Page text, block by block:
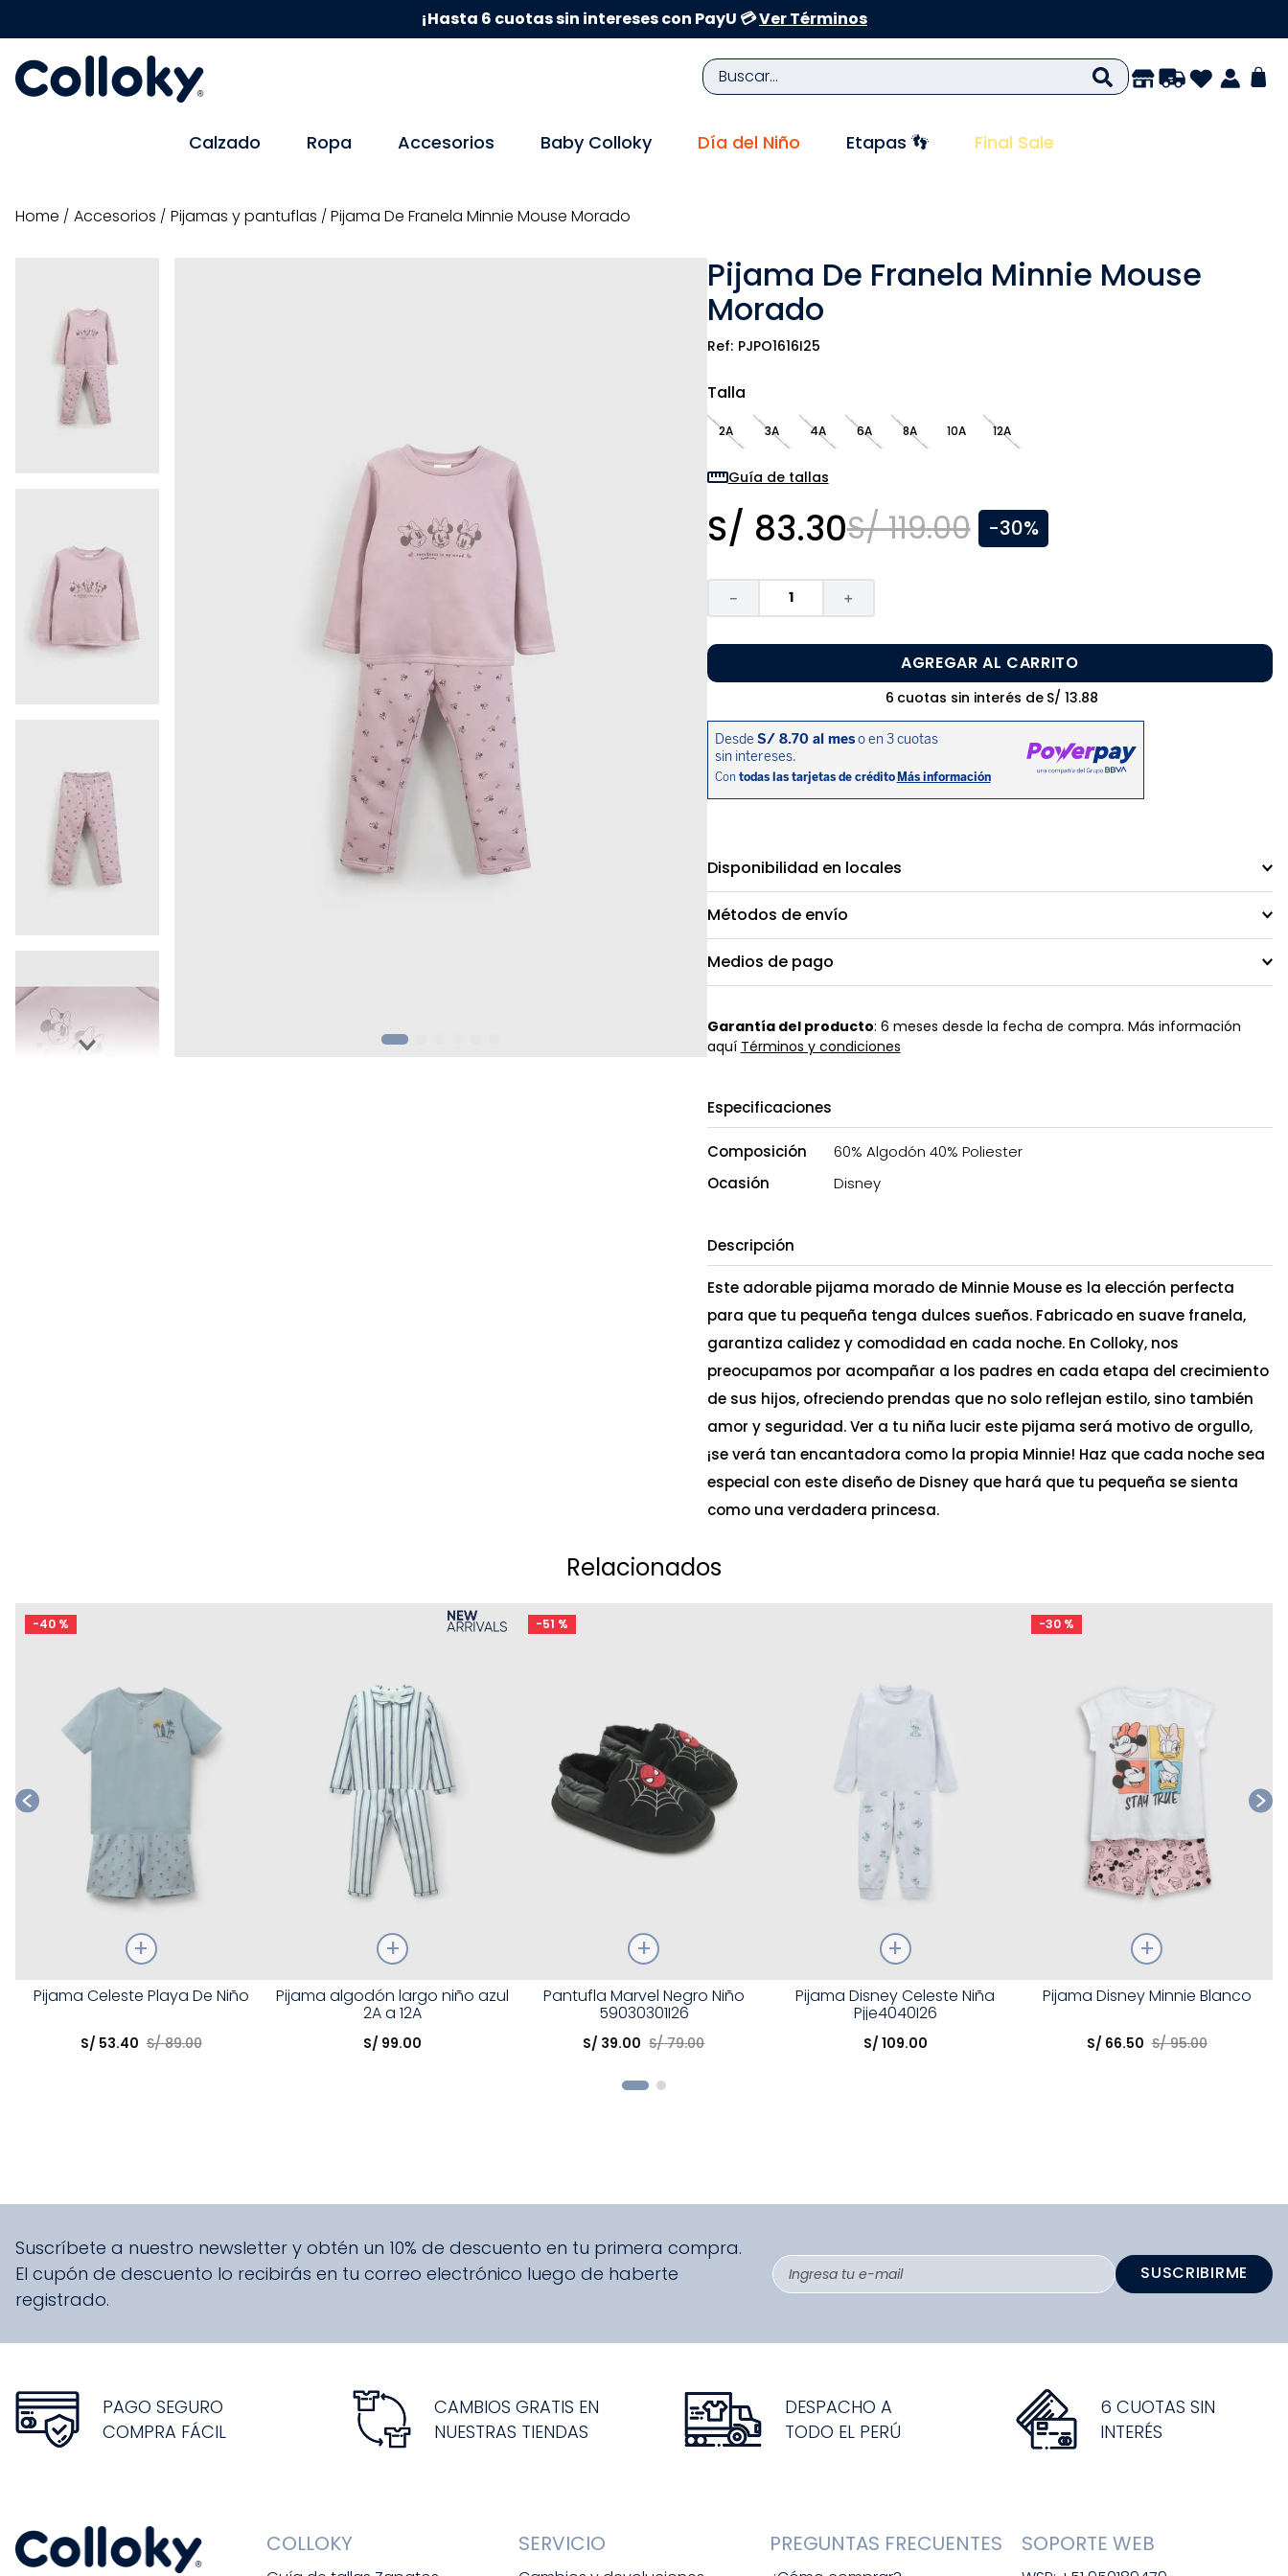
¡Hasta 6 cuotas sin intereses con PayU 💳Ver Términos
Buscar...
Calzado Ropa Accesorios Baby Colloky Día del Niño Etapas 👣 Final Sale
accesorios pijamas y pantuflas Pijama De Franela Minnie Mouse Morado
Pijama De Franela Minnie Mouse
Morado
PJPO1616I25
Talla
2A 3A 4A 6A 8A 10A 12A
Guía de tallas
S/ 83.30S/ 119.00 -30%
＋
－
AGREGAR AL CARRITO
6 cuotas sin interés de S/ 13.88
Disponibilidad en locales
Métodos de envío
Medios de pago
Garantía del producto: 6 meses desde la fecha de compra. Más información
aquí Términos y condiciones
Especificaciones
Composición
60% Algodón 40% Poliester
Ocasión
Disney
Descripción
Este adorable pijama morado de Minnie Mouse es la elección perfecta
para que tu pequeña tenga dulces sueños. Fabricado en suave franela,
garantiza calidez y comodidad en cada noche. En Colloky, nos
preocupamos por acompañar a los padres en cada etapa del crecimiento
de sus hijos, ofreciendo prendas que no solo reflejan estilo, sino también
amor y seguridad. Ver a tu niña lucir este pijama será motivo de orgullo,
¡se verá tan encantadora como la propia Minnie! Haz que cada noche sea
especial con este diseño de Disney que hará que tu pequeña se sienta
como una verdadera princesa.
Relacionados
-40 %
Talla
Pijama Celeste Playa De Niño
S/ 53.40 S/ 89.00
Talla
Elige una opción
Pijama algodón largo niño azul
2A a 12A
S/ 99.00
-51 %
Talla
Elige una opción
Pantufla Marvel Negro Niño
59030301I26
S/ 39.00 S/ 79.00
Talla
Elige una opción
Pijama Disney Celeste Niña
Pjje4040I26
S/ 109.00
-30 %
TallaPijama Disney Minnie Blanco
S/ 66.50 S/ 95.00
Suscríbete a nuestro newsletter y obtén un 10% de descuento en tu primera compra.
El cupón de descuento lo recibirás en tu correo electrónico luego de haberte
registrado.
SUSCRIBIRME
PAGO SEGURO
COMPRA FÁCIL
CAMBIOS GRATIS EN
NUESTRAS TIENDAS
DESPACHO A
TODO EL PERÚ
6 CUOTAS SIN
INTERÉS
COLLOKY SERVICIO PREGUNTAS FRECUENTES SOPORTE WEB
TÉRMINOS MÁS BUSCADOS
10.